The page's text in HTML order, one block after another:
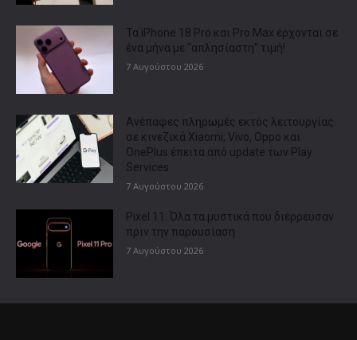
Τα iPhone 18 Pro και Pro Max έρχονται σε
ένα μήνα με “απλησίαστη” τιμή!
7 Αυγούστου 2026
Ανέπαφες πληρωμές εκτός λειτουργίας
σε κινεζικά Xiaomi, Vivo, Oppo και
OnePlus έπειτα από update των Play
Services
7 Αυγούστου 2026
Pixel 11: Όλα τα μυστικά που διέρρευσαν
πριν την παρουσίαση
7 Αυγούστου 2026